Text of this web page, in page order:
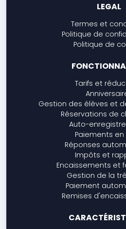
LEGAL
Termes et
Politique de
Politique de
Tarifs et
Gestion des élèves et
Réservations de
Auto-
Paiements en
Réponses
Impôts et
Encaissements et
Gestion de la
Paiement
Remises